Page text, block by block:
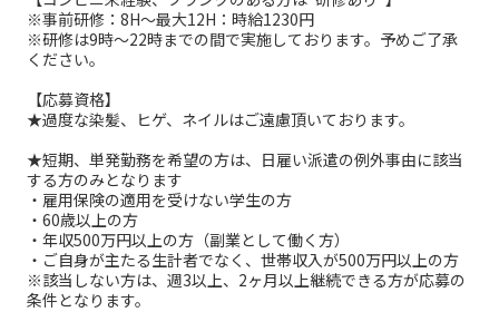
※事前研修：8H～最大12H：時給1230円
※研修は9時～22時までの間で実施しております。予めご了承
ください。
【応募資格】
★過度な染髪、ヒゲ、ネイルはご遠慮頂いております。
★短期、単発勤務を希望の方は、日雇い派遣の例外事由に該当
する方のみとなります
・雇用保険の適用を受けない学生の方
・60歳以上の方
・年収500万円以上の方（副業として働く方）
・ご自身が主たる生計者でなく、世帯収入が500万円以上の方
※該当しない方は、週3以上、2ヶ月以上継続できる方が応募の
条件となります。